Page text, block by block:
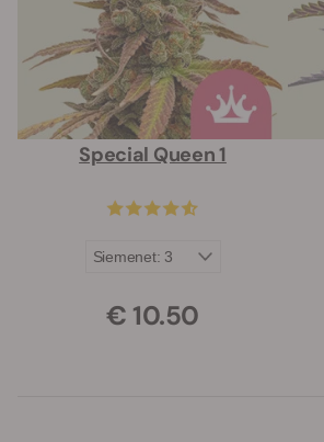
Special Queen 1
€ 10.50